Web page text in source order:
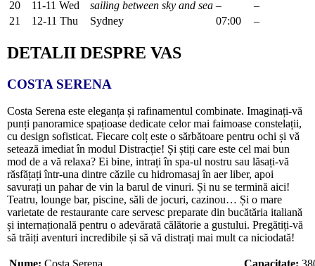
20
11-11 Wed sailing between sky and sea –
–
21
12-11 Thu Sydney 07:00 –
DETALII DESPRE VAS
COSTA SERENA
Costa Serena este eleganța și rafinamentul combinate. Imaginați-vă
punți panoramice spațioase dedicate celor mai faimoase constelații,
cu design sofisticat. Fiecare colț este o sărbătoare pentru ochi și vă
setează imediat în modul Distracție! Și știți care este cel mai bun
mod de a vă relaxa? Ei bine, intrați în spa-ul nostru sau lăsați-vă
răsfățați într-una dintre căzile cu hidromasaj în aer liber, apoi
savurați un pahar de vin la barul de vinuri. Și nu se termină aici!
Teatru, lounge bar, piscine, săli de jocuri, cazinou… Și o mare
varietate de restaurante care servesc preparate din bucătăria italiană
și internațională pentru o adevărată călătorie a gustului. Pregătiți-vă
să trăiți aventuri incredibile și să vă distrați mai mult ca niciodată!